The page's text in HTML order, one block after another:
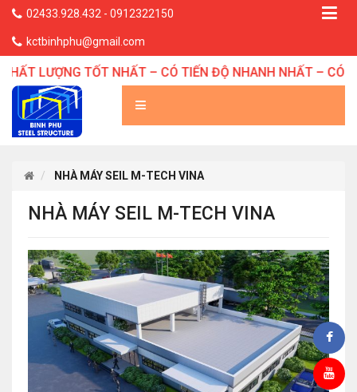
02433.928.432 - 0912322150
kctbinhphu@gmail.com
LƯỢNG TỐT NHẤT – CÓ TIẾN ĐỘ NHANH NHẤT – CÓ
NHÀ MÁY SEIL M-TECH VINA
NHÀ MÁY SEIL M-TECH VINA